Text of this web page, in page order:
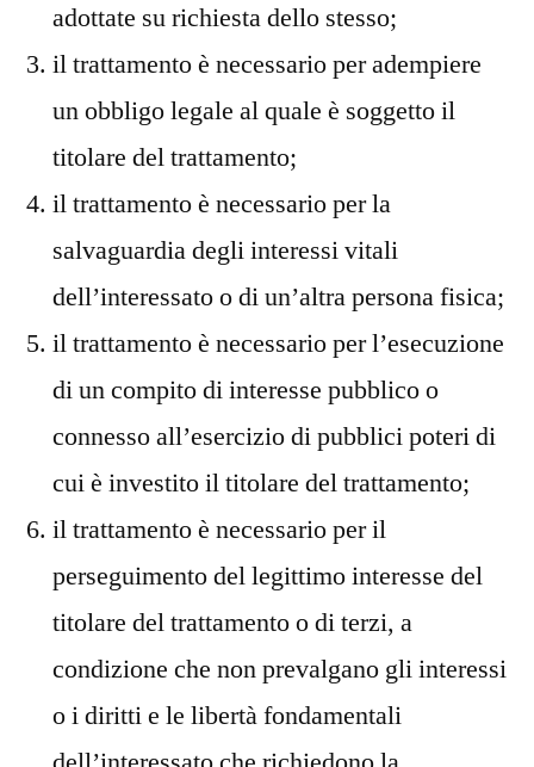
adottate su richiesta dello stesso;
il trattamento è necessario per adempiere
un obbligo legale al quale è soggetto il
titolare del trattamento;
il trattamento è necessario per la
salvaguardia degli interessi vitali
dell’interessato o di un’altra persona fisica;
il trattamento è necessario per l’esecuzione
di un compito di interesse pubblico o
connesso all’esercizio di pubblici poteri di
cui è investito il titolare del trattamento;
il trattamento è necessario per il
perseguimento del legittimo interesse del
titolare del trattamento o di terzi, a
condizione che non prevalgano gli interessi
o i diritti e le libertà fondamentali